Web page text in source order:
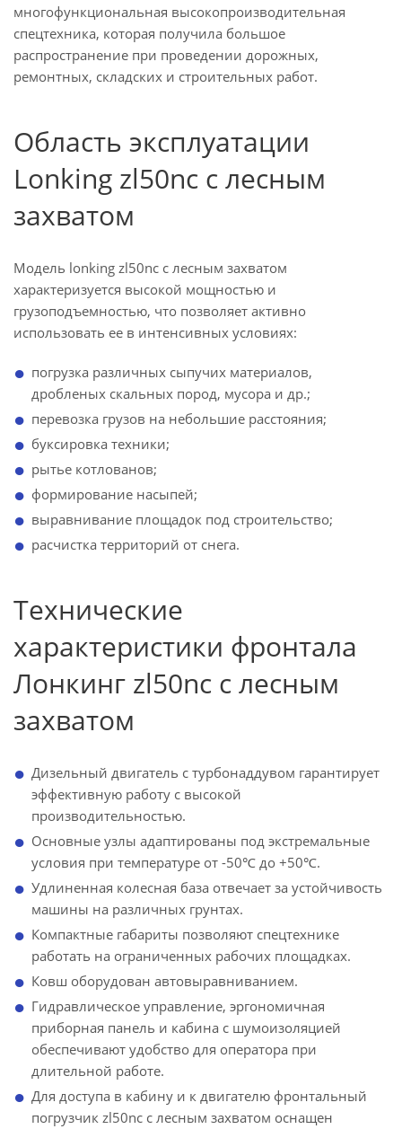
многофункциональная высокопроизводительная
спецтехника, которая получила большое
распространение при проведении дорожных,
ремонтных, складских и строительных работ.
Область эксплуатации
Lonking zl50nc с лесным
захватом
Модель lonking zl50nc с лесным захватом
характеризуется высокой мощностью и
грузоподъемностью, что позволяет активно
использовать ее в интенсивных условиях:
погрузка различных сыпучих материалов,
дробленых скальных пород, мусора и др.;
перевозка грузов на небольшие расстояния;
буксировка техники;
рытье котлованов;
формирование насыпей;
выравнивание площадок под строительство;
расчистка территорий от снега.
Технические
характеристики фронтала
Лонкинг zl50nc с лесным
захватом
Дизельный двигатель с турбонаддувом гарантирует
эффективную работу с высокой
производительностью.
Основные узлы адаптированы под экстремальные
условия при температуре от -50℃ до +50℃.
Удлиненная колесная база отвечает за устойчивость
машины на различных грунтах.
Компактные габариты позволяют спецтехнике
работать на ограниченных рабочих площадках.
Ковш оборудован автовыравниванием.
Гидравлическое управление, эргономичная
приборная панель и кабина с шумоизоляцией
обеспечивают удобство для оператора при
длительной работе.
Для доступа в кабину и к двигателю фронтальный
погрузчик zl50nc с лесным захватом оснащен